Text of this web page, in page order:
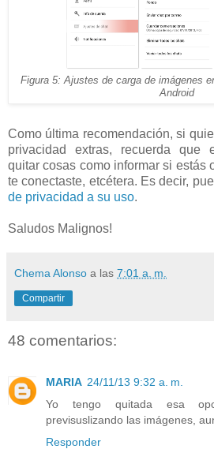
Figura 5: Ajustes de carga de imágenes
Android
Como última recomendación, si
privacidad extras, recuerda que
quitar cosas como informar si estás
te conectaste, etcétera. Es decir,
de privacidad a su uso.
Saludos Malignos!
Chema Alonso a las 7:01 a. m.
Compartir
48 comentarios:
MARIA 24/11/13 9:32 a. m.
Yo tengo quitada esa
previsuslizando las imágenes,
Responder